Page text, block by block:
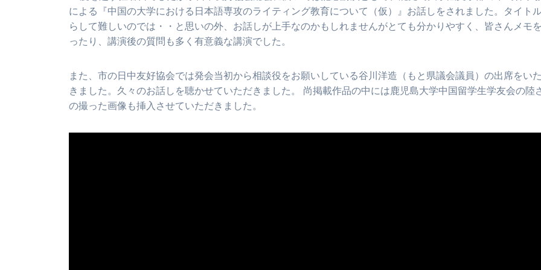
による『中国の大学における日本語専攻のライティング教育について（仮）』お話しをされました。タイト
らして難しいのでは・・と思いの外、お話しが上手なのかもしれませんがとても分かりやすく、皆さんメモ
ったり、講演後の質問も多く有意義な講演でした。
また、市の日中友好協会では発会当初から相談役をお願いしている谷川洋造（もと県議会議員）の出席をい
きました。久々のお話しを聴かせていただきました。 尚掲載作品の中には鹿児島大学中国留学生学友会の陸
の撮った画像も挿入させていただきました。